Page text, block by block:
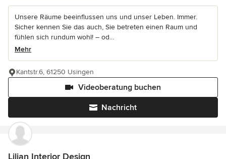
Unsere Räume beeinflussen uns und unser Leben. Immer.
Sicher kennen Sie das auch, Sie betreten einen Raum und
fühlen sich rundum wohl! – od...
Mehr
Nachricht
Videoberatung buchen
Kantstr.6, 61250 Usingen
Lilian Interior Design